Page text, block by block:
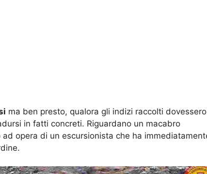
ma ben presto, qualora gli indizi raccolti
in fatti concreti. Riguardano un macabro
opera di un escursionista che ha